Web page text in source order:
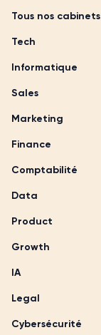
Tous nos cabinets
Tech
Informatique
Sales
Marketing
Finance
Comptabilité
Data
Product
Growth
IA
Legal
Cybersécurité